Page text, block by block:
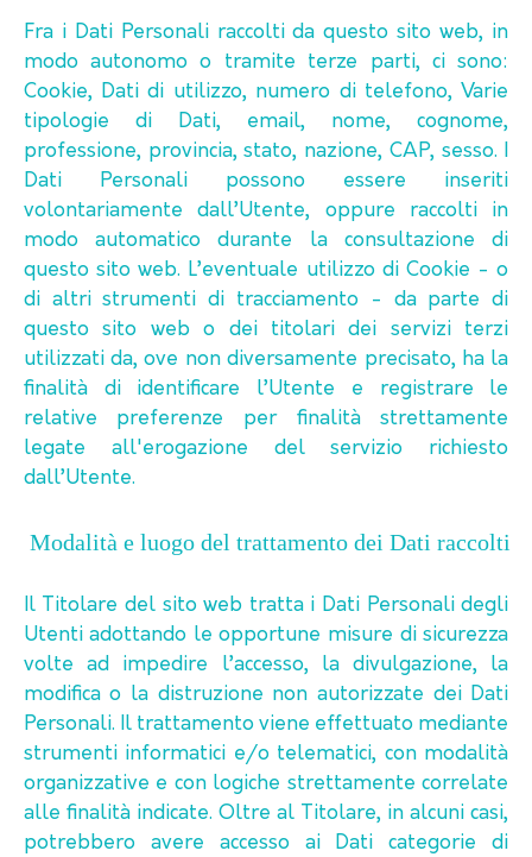
Fra i Dati Personali raccolti da questo sito web, in
modo autonomo o tramite terze parti, ci sono:
Cookie, Dati di utilizzo, numero di telefono, Varie
tipologie di Dati, email, nome, cognome,
professione, provincia, stato, nazione, CAP, sesso. I
Dati Personali possono essere inseriti
volontariamente dall’Utente, oppure raccolti in
modo automatico durante la consultazione di
questo sito web. L’eventuale utilizzo di Cookie - o
di altri strumenti di tracciamento - da parte di
questo sito web o dei titolari dei servizi terzi
utilizzati da, ove non diversamente precisato, ha la
finalità di identificare l’Utente e registrare le
relative preferenze per finalità strettamente
legate all'erogazione del servizio richiesto
dall’Utente.
Modalità e luogo del trattamento dei Dati raccolti
Il Titolare del sito web tratta i Dati Personali degli
Utenti adottando le opportune misure di sicurezza
volte ad impedire l’accesso, la divulgazione, la
modifica o la distruzione non autorizzate dei Dati
Personali. Il trattamento viene effettuato mediante
strumenti informatici e/o telematici, con modalità
organizzative e con logiche strettamente correlate
alle finalità indicate. Oltre al Titolare, in alcuni casi,
potrebbero avere accesso ai Dati categorie di